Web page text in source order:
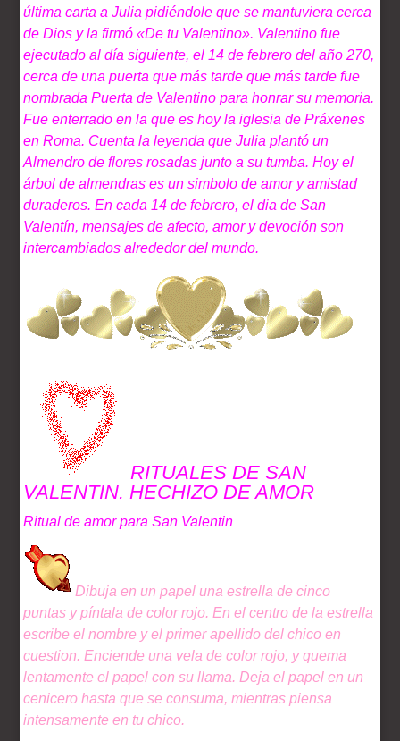
última carta a Julia pidiéndole que se mantuviera cerca
de Dios y la firmó «De tu Valentino». Valentino fue
ejecutado al día siguiente, el 14 de febrero del año 270,
cerca de una puerta que más tarde que más tarde fue
nombrada Puerta de Valentino para honrar su memoria.
Fue enterrado en la que es hoy la iglesia de Práxenes
en Roma. Cuenta la leyenda que Julia plantó un
Almendro de flores rosadas junto a su tumba. Hoy el
árbol de almendras es un simbolo de amor y amistad
duraderos. En cada 14 de febrero, el dia de San
Valentín, mensajes de afecto, amor y devoción son
intercambiados alrededor del mundo.
RITUALES DE SAN
VALENTIN. HECHIZO DE AMOR
Ritual de amor para San Valentin
Dibuja en un papel una estrella de cinco
puntas y píntala de color rojo. En el centro de la estrella
escribe el nombre y el primer apellido del chico en
cuestion. Enciende una vela de color rojo, y quema
lentamente el papel con su llama. Deja el papel en un
cenicero hasta que se consuma, mientras piensa
intensamente en tu chico.